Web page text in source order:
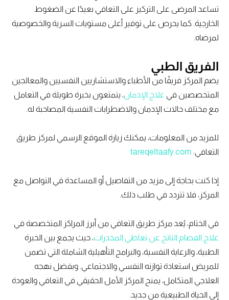
تساعد المرضى على التركيز على التعافي بعيدًا عن الضغوط
الخارجية. كما يحرص على توفير أعلى مستويات السرية والخصوصية
لمرضاه.
الفريق الطبي
يضم المركز فريقًا من الأطباء والاستشاريين النفسيين والمعالجين
المتخصصين في
علاج الإدمان، يتمتعون بخبرة طويلة في التعامل
مع مختلف حالات الإدمان والاضطرابات النفسية المصاحبة له.
للمزيد من المعلومات، يمكنك زيارة الموقع الرسمي لمركز طريق
التعافي: tareqeltaafy.com
إذا كنت بحاجة إلى مزيد من التفاصيل أو المساعدة في التواصل مع
المركز، فلا تتردد في طلب ذلك.
في الختام، يُعد مركز طريق التعافي من أبرز المراكز المتخصصة في
علاج الفصام الناتج عن تعاطي المخدرات، حيث يجمع بين الخبرة
الطبية، والرعاية النفسية، والبرامج التأهيلية الشاملة التي تضمن
للمريض استعادة توازنه النفسي والاجتماعي. وبفضل نهجه
العلاجي المتكامل، يمنح المركز الأمل الحقيقي في التعافي والعودة
إلى الحياة الطبيعية من جديد.